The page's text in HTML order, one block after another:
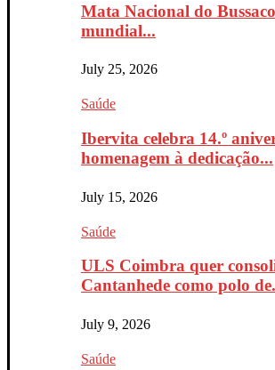
Mata Nacional do
mundial...
July 25, 2026
Saúde
Ibervita celebra 14.º
homenagem à dedicação...
July 15, 2026
Saúde
ULS Coimbra quer
Cantanhede como polo
July 9, 2026
Saúde